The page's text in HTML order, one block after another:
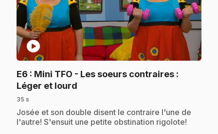
play_circle
E6 : Mini TFO - Les soeurs contraires :
Léger et lourd
35 s
.Josée et son double disent le contraire l'une de
l'autre! S'ensuit une petite obstination rigolote!